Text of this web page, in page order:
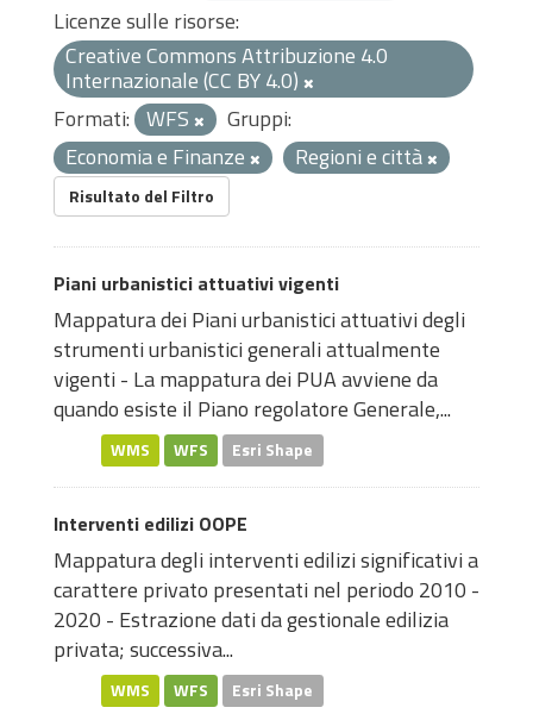
Licenze sulle risorse:
Creative Commons Attribuzione 4.0
Internazionale (CC BY 4.0)
Formati: WFS
Gruppi:
Economia e Finanze
Regioni e città
Risultato del Filtro
Piani urbanistici attuativi vigenti
Mappatura dei Piani urbanistici attuativi degli
strumenti urbanistici generali attualmente
vigenti - La mappatura dei PUA avviene da
quando esiste il Piano regolatore Generale,...
WMS WFS Esri Shape
Interventi edilizi OOPE
Mappatura degli interventi edilizi significativi a
carattere privato presentati nel periodo 2010 -
2020 - Estrazione dati da gestionale edilizia
privata; successiva...
WMS WFS Esri Shape